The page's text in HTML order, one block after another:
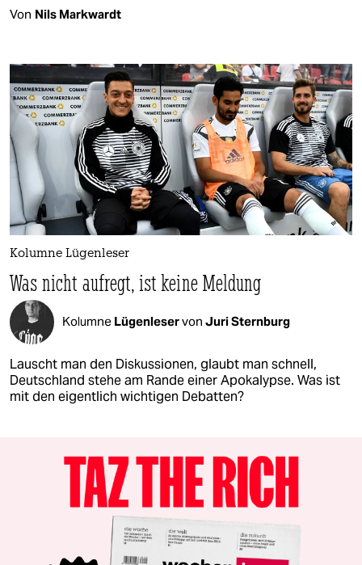
Von Nils Markwardt
Kolumne Lügenleser
Was nicht aufregt, ist keine Meldung
Kolumne Lügenleservon Juri Sternburg
Lauscht man den Diskussionen, glaubt man schnell,
Deutschland stehe am Rande einer Apokalypse. Was ist
mit den eigentlich wichtigen Debatten?